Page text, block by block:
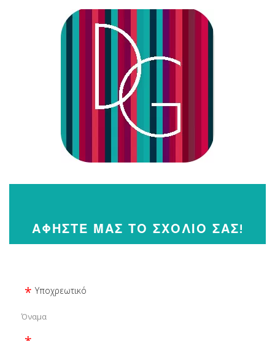
ΑΦΉΣΤΕ ΜΑΣ ΤΟ ΣΧΌΛΙΟ ΣΑΣ!
Υποχρεωτικό
Όναμα